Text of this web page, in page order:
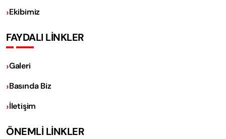
Ekibimiz
FAYDALI LİNKLER
Galeri
Basında Biz
İletişim
ÖNEMLİ LİNKLER